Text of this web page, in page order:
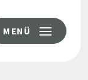
MENÜ